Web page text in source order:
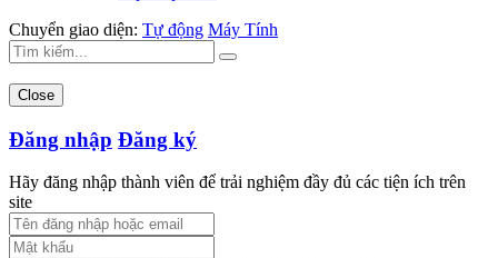
Chuyển giao diện: Tự động Máy Tính
Close
Đăng nhập Đăng ký
Hãy đăng nhập thành viên để trải nghiệm đầy đủ các tiện ích trên
site